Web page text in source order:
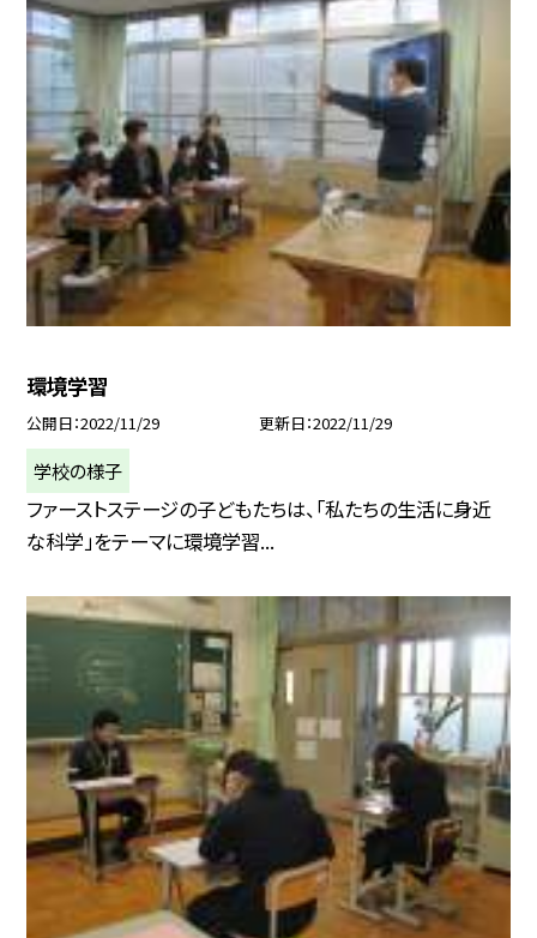
環境学習
公開日 2022/11/29 更新日 2022/11/29
学校の様子
ファーストステージの子どもたちは、「私たちの生活に身近
な科学」をテーマに環境学習...